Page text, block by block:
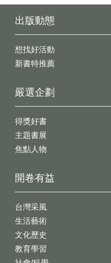
出版動態
想找好活動
新書特推薦
開卷有益
台灣采風
生活藝術
文化歷史
教育學習
嚴選企劃
得獎好書
主題書展
焦點人物